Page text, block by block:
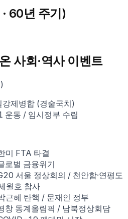
· 60년 주기)
사회·역사 이벤트
강제병합 (경술국치)
운동 / 임시정부 수립
미 FTA 타결
로벌 금융위기
서울 정상회의 / 천안함·연평도
월호 참사
근혜 탄핵 / 문재인 정부
창 동계올림픽 / 남북정상회담